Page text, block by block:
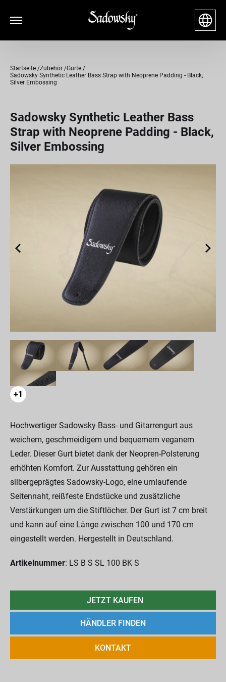
Startseite Zubehör Gurte
Sadowsky Synthetic Leather Bass Strap with Neoprene Padding - Black,
Silver Embossing
Sadowsky Synthetic Leather Bass
Strap with Neoprene Padding - Black,
Silver Embossing
+1
Hochwertiger Sadowsky Bass- und Gitarrengurt aus
weichem, geschmeidigem und bequemem veganem
Leder. Dieser Gurt bietet dank der Neopren-Polsterung
erhöhten Komfort. Zur Ausstattung gehören ein
silbergeprägtes Sadowsky-Logo, eine umlaufende
Seitennaht, reißfeste Endstücke und zusätzliche
Verstärkungen um die Stiftlöcher. Der Gurt ist 7 cm breit
und kann auf eine Länge zwischen 100 und 170 cm
eingestellt werden. Hergestellt in Deutschland.
Artikelnummer: LS B S SL 100 BK S
JETZT KAUFEN
HÄNDLER FINDEN
KONTAKT